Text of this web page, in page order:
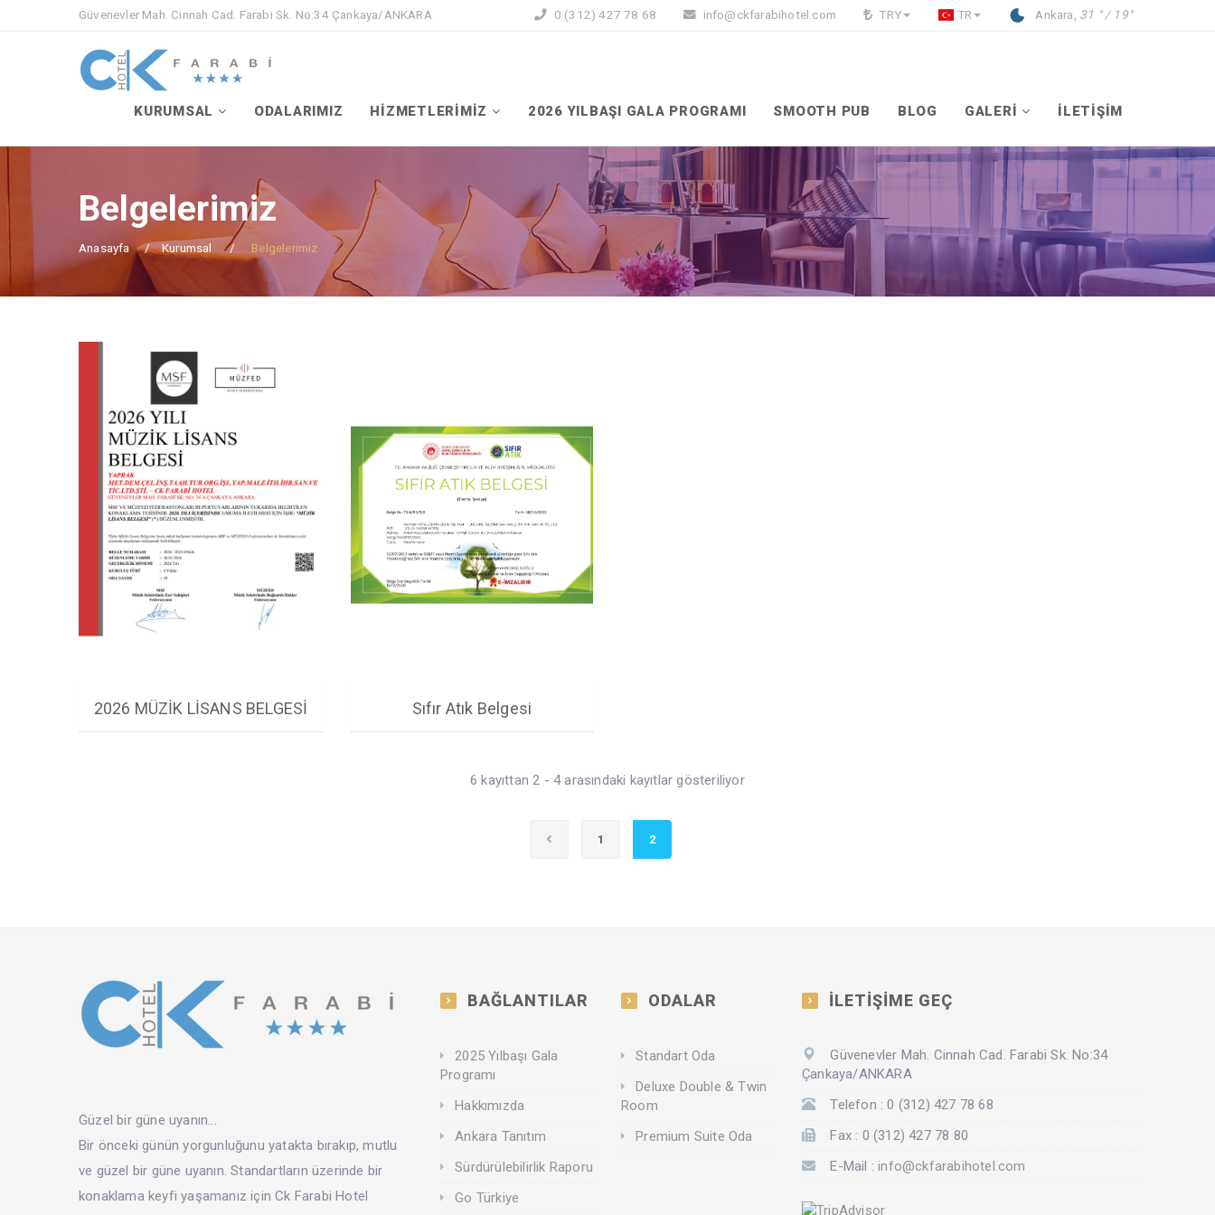
Güvenevler Mah. Cinnah Cad. Farabi Sk. No:34 Çankaya/ANKARA 0 (312) 427 78 68 info@ckfarabihotel.com TRY TR Ankara, 31 ° / 19°
KURUMSAL ODALARIMIZ HİZMETLERİMİZ 2026 YILBAŞI GALA PROGRAMI SMOOTH PUB BLOG GALERİ İLETİŞİM
Belgelerimiz
Anasayfa Kurumsal Belgelerimiz
2026 MÜZİK LİSANS BELGESİ Sıfır Atık Belgesi
6 kayıttan 2 - 4 arasındaki kayıtlar gösteriliyor
1 2
Güzel bir güne uyanın...
Bir önceki günün yorgunluğunu yatakta bırakıp, mutlu
ve güzel bir güne uyanın. Standartların üzerinde bir
konaklama keyfi yaşamanız için Ck Farabi Hotel
BAĞLANTILAR
2025 Yılbaşı Gala
Programı
Hakkımızda
Ankara Tanıtım
Sürdürülebilirlik Raporu
Go Türkiye
ODALAR
Standart Oda
Deluxe Double & Twin
Room
Premium Suite Oda
İLETİŞİME GEÇ
Güvenevler Mah. Cinnah Cad. Farabi Sk. No:34
Çankaya/ANKARA
Telefon : 0 (312) 427 78 68
Fax : 0 (312) 427 78 80
E-Mail :info@ckfarabihotel.com